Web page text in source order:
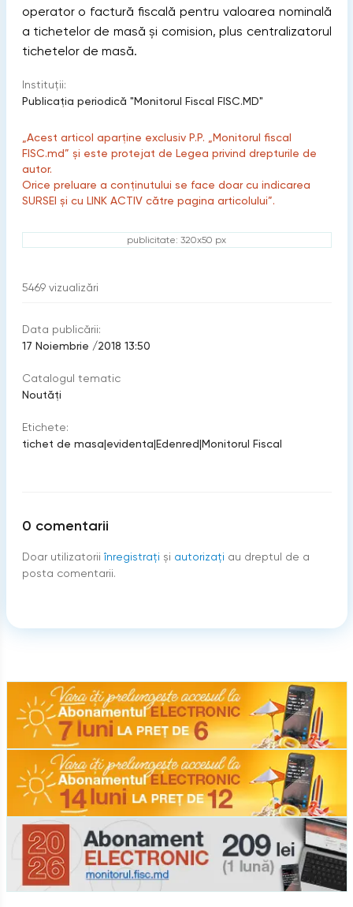
operator o factură fiscală pentru valoarea nominală
a tichetelor de masă și comision, plus centralizatorul
tichetelor de masă.
Instituții:
Publicaţia periodică "Monitorul Fiscal FISC.MD"
„Acest articol aparține exclusiv P.P. „Monitorul fiscal
FISC.md” și este protejat de Legea privind drepturile de
autor.
Orice preluare a conținutului se face doar cu indicarea
SURSEI și cu LINK ACTIV către pagina articolului”.
publicitate: 320x50 px
5469 vizualizări
Data publicării:
17 Noiembrie /2018 13:50
Catalogul tematic
Noutăți
Etichete:
tichet de masa|evidenta|Edenred|Monitorul Fiscal
0 comentarii
Doar utilizatorii înregistraţi şi autorizați au dreptul de a
posta comentarii.